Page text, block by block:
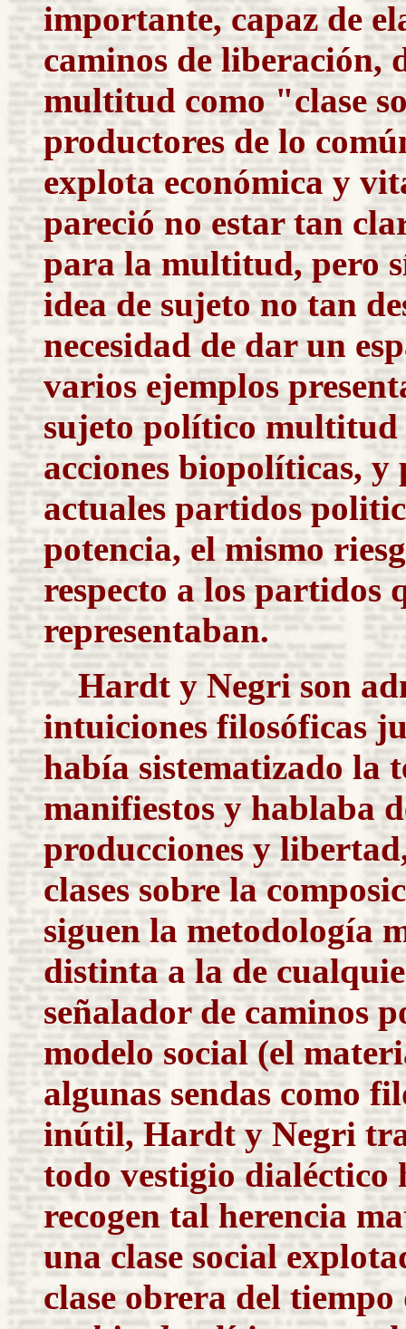
importante, capaz de
caminos de liberación,
multitud como "clase
productores de lo
explota económica y
pareció no estar tan
para la multitud, pero
idea de sujeto no tan
necesidad de dar un
varios ejemplos
sujeto político multitud
acciones biopolíticas, y
actuales partidos
potencia, el mismo
respecto a los partidos
representaban.
Hardt y Negri son
intuiciones filosóficas
había sistematizado la
manifiestos y hablaba
producciones y
clases sobre la
siguen la metodología
distinta a la de
señalador de caminos
modelo social (el
algunas sendas como
inútil, Hardt y Negri
todo vestigio dialéctico
recogen tal herencia
una clase social
clase obrera del